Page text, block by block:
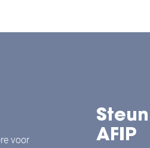
voor
AFIP